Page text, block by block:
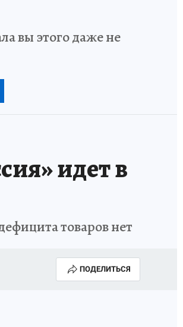
вы этого даже не
идет в
товаров нет
ПОДЕЛИТЬСЯ